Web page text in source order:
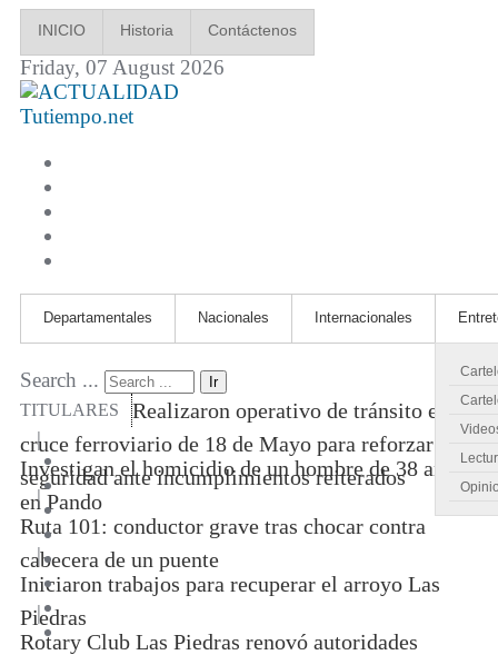
INICIO Historia Contáctenos
Friday, 07 August 2026
Tutiempo.net
Departamentales Nacionales Internacionales
Search ... Ir
TITULARES
Realizaron operativo de tránsito en
cruce ferroviario de 18 de Mayo para reforzar
seguridad ante incumplimientos reiterados
|
Investigan el homicidio de un hombre de 38 años
en Pando
|
Ruta 101: conductor grave tras chocar contra
cabecera de un puente
|
Iniciaron trabajos para recuperar el arroyo Las
Piedras
|
Rotary Club Las Piedras renovó autoridades